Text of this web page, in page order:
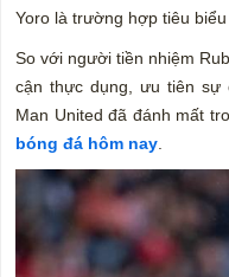
Yoro là trường hợp tiêu biểu
So với người tiền nhiệm
cận thực dụng, ưu tiên sự
Man United đã đánh mất
bóng đá hôm nay